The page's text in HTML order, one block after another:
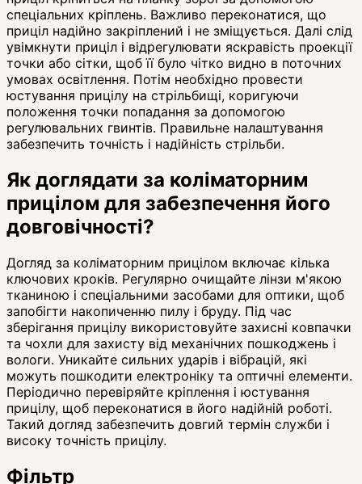
спеціальних кріплень. Важливо переконатися, що
приціл надійно закріплений і не зміщується. Далі слід
увімкнути приціл і відрегулювати яскравість проекції
точки або сітки, щоб її було чітко видно в поточних
умовах освітлення. Потім необхідно провести
юстування прицілу на стрільбищі, коригуючи
положення точки попадання за допомогою
регулювальних гвинтів. Правильне налаштування
забезпечить точність і надійність стрільби.
Як доглядати за коліматорним
прицілом для забезпечення його
довговічності?
Догляд за коліматорним прицілом включає кілька
ключових кроків. Регулярно очищайте лінзи м'якою
тканиною і спеціальними засобами для оптики, щоб
запобігти накопиченню пилу і бруду. Під час
зберігання прицілу використовуйте захисні ковпачки
та чохли для захисту від механічних пошкоджень і
вологи. Уникайте сильних ударів і вібрацій, які
можуть пошкодити електроніку та оптичні елементи.
Періодично перевіряйте кріплення і юстування
прицілу, щоб переконатися в його надійній роботі.
Такий догляд забезпечить довгий термін служби і
високу точність прицілу.
Фільтр